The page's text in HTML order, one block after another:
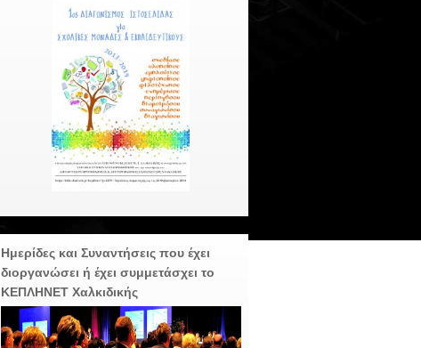
Ημερίδες και Συναντήσεις που έχει
διοργανώσει ή έχει συμμετάσχει το
ΚΕΠΛΗΝΕΤ Χαλκιδικής